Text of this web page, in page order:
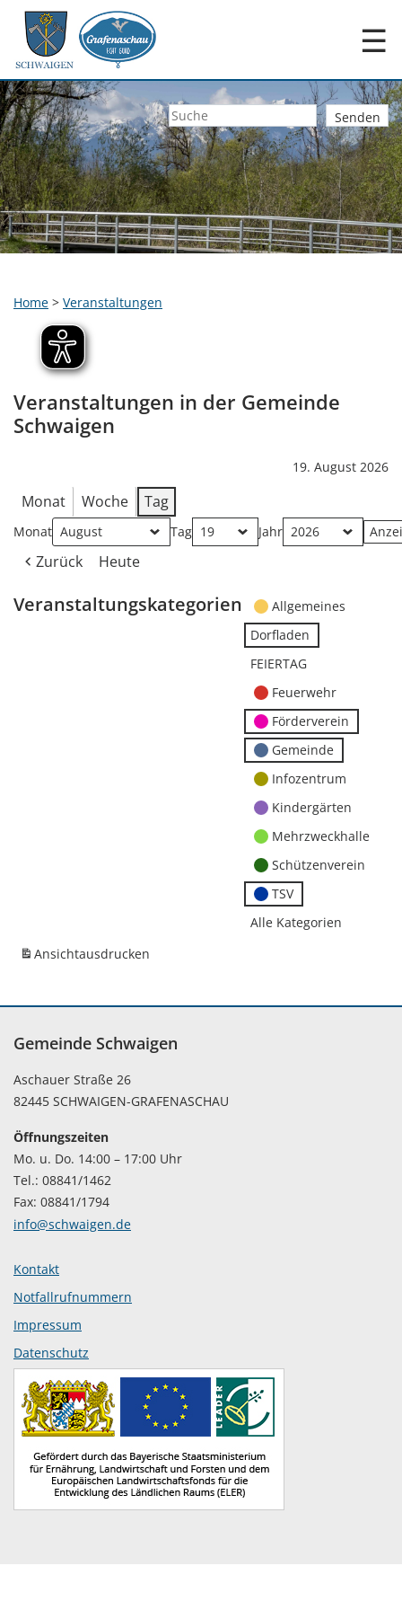
☰
Home > Veranstaltungen
Veranstaltungen in der Gemeinde
Schwaigen
19. August 2026
Monat Woche Tag
Monat Tag Jahr
Zurück Heute
Veranstaltungskategorien
Allgemeines
Dorfladen
FEIERTAG
Feuerwehr
Förderverein
Gemeinde
Infozentrum
Kindergärten
Mehrzweckhalle
Schützenverein
TSV
Alle Kategorien
Ansichtausdrucken
Gemeinde Schwaigen
Aschauer Straße 26
82445 SCHWAIGEN-GRAFENASCHAU
Öffnungszeiten
Mo. u. Do. 14:00 – 17:00 Uhr
Tel.: 08841/1462
Fax: 08841/1794
info@schwaigen.de
Kontakt
Notfallrufnummern
Impressum
Datenschutz